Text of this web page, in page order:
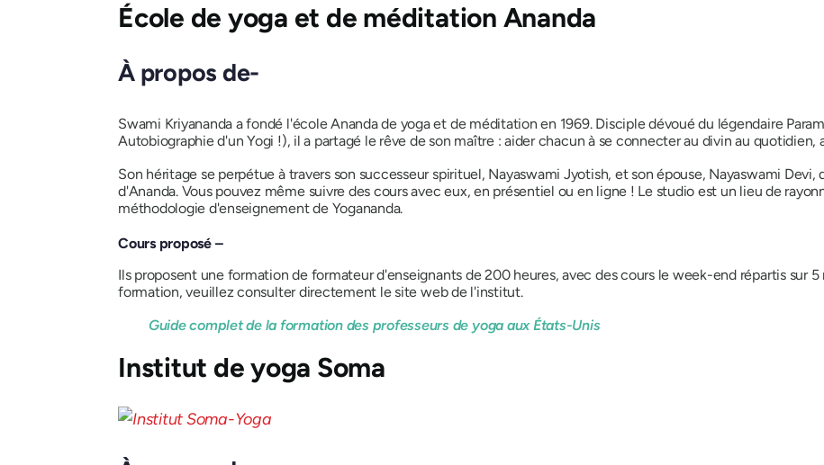
École de yoga et de méditation Ananda
À propos de-
Swami Kriyananda a fondé l'école Ananda de yoga et de méditation en 1969. Disciple dévoué du légendaire
Autobiographie d'un Yogi !), il a partagé le rêve de son maître : aider chacun à se connecter au divin au quotidien,
Son héritage se perpétue à travers son successeur spirituel, Nayaswami Jyotish, et son épouse, Nayaswami
d'Ananda. Vous pouvez même suivre des cours avec eux, en présentiel ou en ligne ! Le studio est un lieu de
méthodologie d'enseignement de Yogananda.
Cours proposé –
Ils proposent une formation de formateur d'enseignants de 200 heures, avec des cours le week-end répartis sur
formation, veuillez consulter directement le site web de l'institut.
Guide complet de la formation des professeurs de yoga aux États-Unis
Institut de yoga Soma